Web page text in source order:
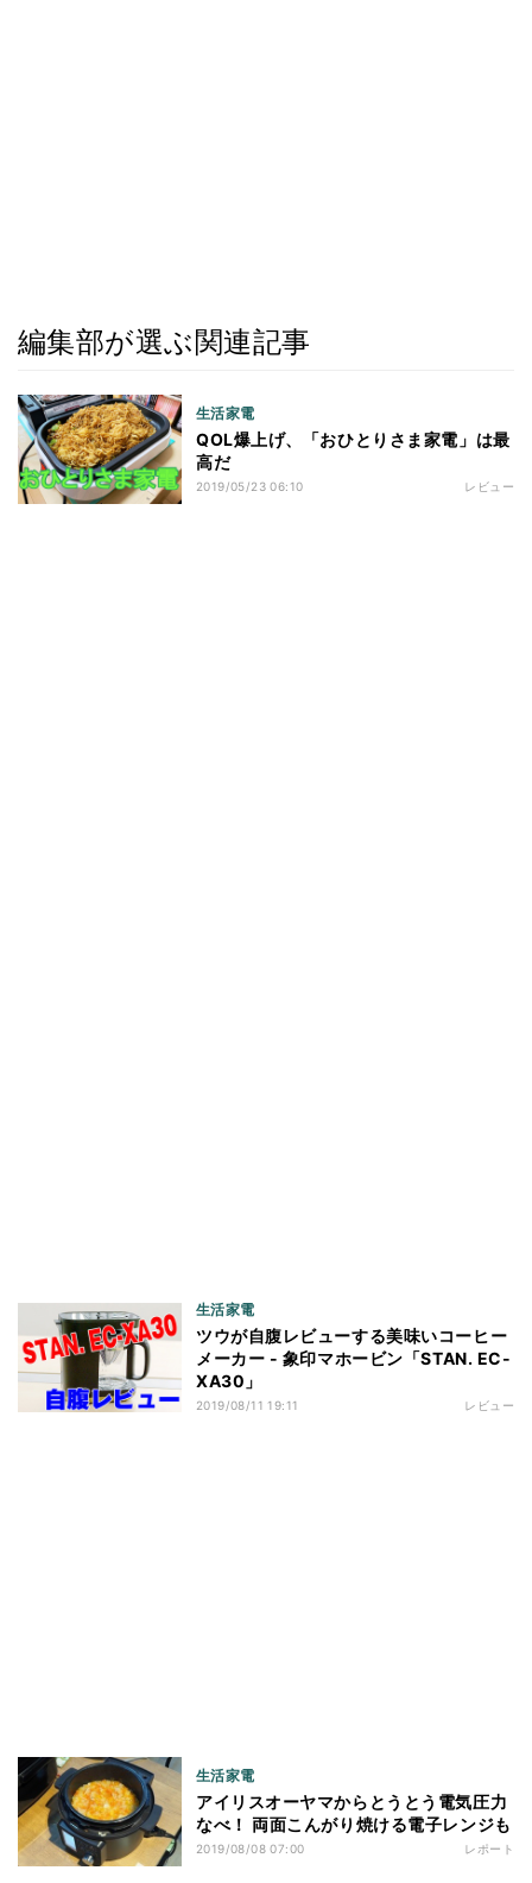
編集部が選ぶ関連記事
生活家電
QOL爆上げ、「おひとりさま家電」は最
高だ
2019/05/23 06:10 レビュー
生活家電
ツウが自腹レビューする美味いコーヒー
メーカー - 象印マホービン「STAN. EC-
XA30」
2019/08/11 19:11 レビュー
生活家電
アイリスオーヤマからとうとう電気圧力
なべ！ 両面こんがり焼ける電子レンジも
2019/08/08 07:00 レポート